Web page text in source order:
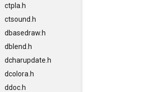
ctpla.h
ctsound.h
dbasedraw.h
dblend.h
dcharupdate.h
dcolora.h
ddoc.h